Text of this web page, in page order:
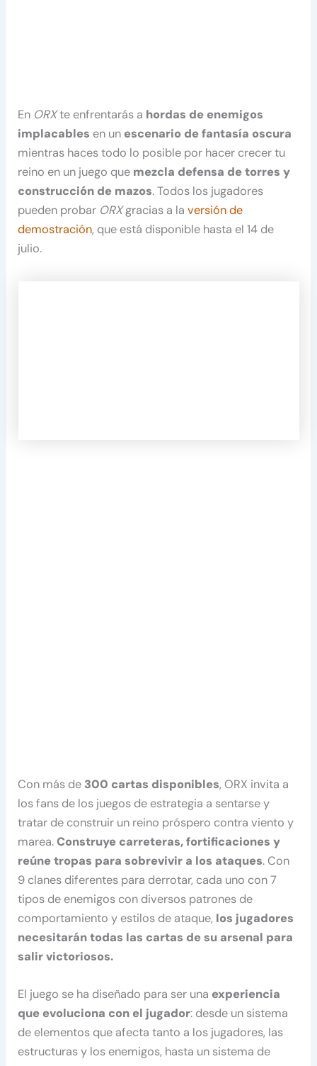
En ORXte enfrentarás a hordas de enemigos
implacables en un escenario de fantasía oscura
mientras haces todo lo posible por hacer crecer tu
reino en un juego que mezcla defensa de torres y
construcción de mazos. Todos los jugadores
pueden probar ORXgracias a laversión de
demostración, que está disponible hasta el 14 de
julio.
Con más de 300 cartas disponibles, ORX invita a
los fans de los juegos de estrategia a sentarse y
tratar de construir un reino próspero contra viento y
marea.Construye carreteras, fortificaciones y
reúne tropas para sobrevivir a los ataques. Con
9 clanes diferentes para derrotar, cada uno con 7
tipos de enemigos con diversos patrones de
comportamiento y estilos de ataque, los jugadores
necesitarán todas las cartas de su arsenal para
salir victoriosos.
El juego se ha diseñado para ser una experiencia
que evoluciona con el jugador: desde un sistema
de elementos que afecta tanto a los jugadores, las
estructuras y los enemigos, hasta un sistema de